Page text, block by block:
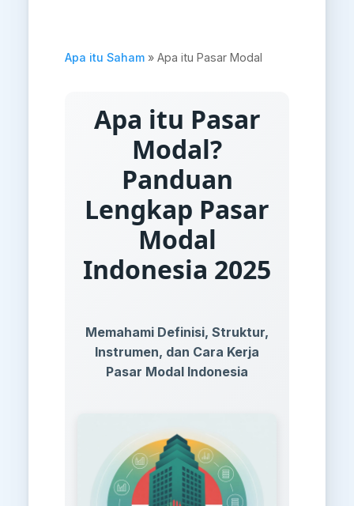
Apa itu Saham » Apa itu Pasar Modal
Apa itu Pasar
Modal?
Panduan
Lengkap Pasar
Modal
Indonesia 2025
Memahami Definisi, Struktur,
Instrumen, dan Cara Kerja
Pasar Modal Indonesia